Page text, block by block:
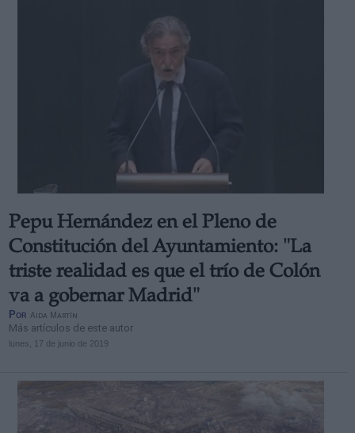
Pepu Hernández en el Pleno de
Constitución del Ayuntamiento: "La
triste realidad es que el trío de Colón
va a gobernar Madrid"
Por Aida Martín
Más artículos de este autor
lunes, 17 de junio de 2019
Derechos:
link
Información adicional
link